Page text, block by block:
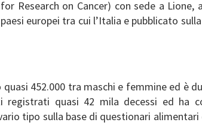
Research on Cancer) con sede a Lione,
europei tra cui l’Italia e pubblicato
452.000 tra maschi e femmine ed è
registrati quasi 42 mila decessi ed ha
tipo sulla base di questionari